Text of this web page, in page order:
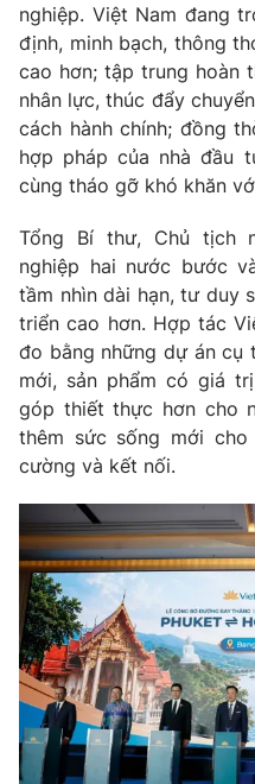
nghiệp. Việt Nam đang
định, minh bạch, thông
cao hơn; tập trung hoàn
nhân lực, thúc đẩy
cách hành chính; đồng
hợp pháp của nhà đầu
cùng tháo gỡ khó khăn
Tổng Bí thư, Chủ tịch
nghiệp hai nước bước
tầm nhìn dài hạn, tư duy
triển cao hơn. Hợp tác
đo bằng những dự án cụ
mới, sản phẩm có giá
góp thiết thực hơn cho
thêm sức sống mới
cường và kết nối.